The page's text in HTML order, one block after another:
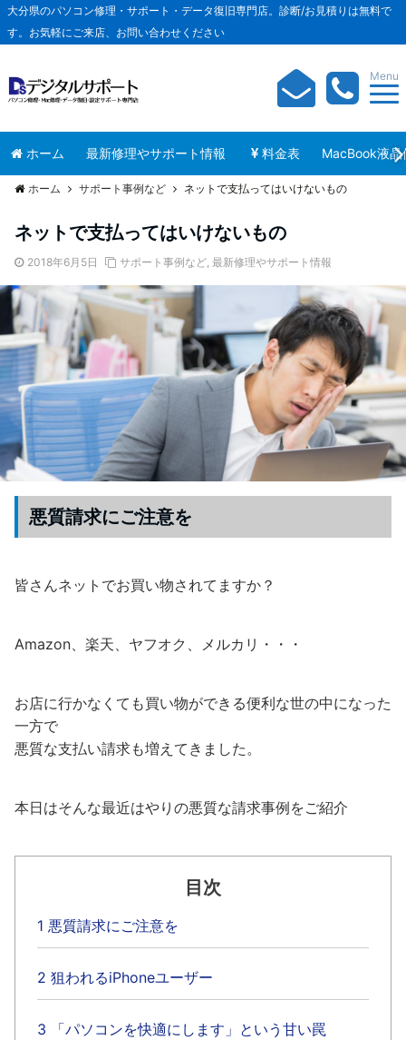
大分県のパソコン修理・サポート・データ復旧専門店。診断/お見積りは無料で
す。お気軽にご来店、お問い合わせください
Menu
ホーム 最新修理やサポート情報 料金表 MacBook液晶
ホーム サポート事例など ネットで支払ってはいけないもの
ネットで支払ってはいけないもの
2018年6月5日 サポート事例など, 最新修理やサポート情報
悪質請求にご注意を
皆さんネットでお買い物されてますか？
Amazon、楽天、ヤフオク、メルカリ・・・
お店に行かなくても買い物ができる便利な世の中になった
一方で
悪質な支払い請求も増えてきました。
本日はそんな最近はやりの悪質な請求事例をご紹介
目次
1 悪質請求にご注意を
2 狙われるiPhoneユーザー
3 「パソコンを快適にします」という甘い罠